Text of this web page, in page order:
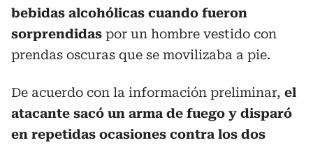
bebidas alcohólicas cuando fueron
sorprendidas por un hombre vestido con
prendas oscuras que se movilizaba a pie.
De acuerdo con la información preliminar, el
atacante sacó un arma de fuego y disparó
en repetidas ocasiones contra los dos